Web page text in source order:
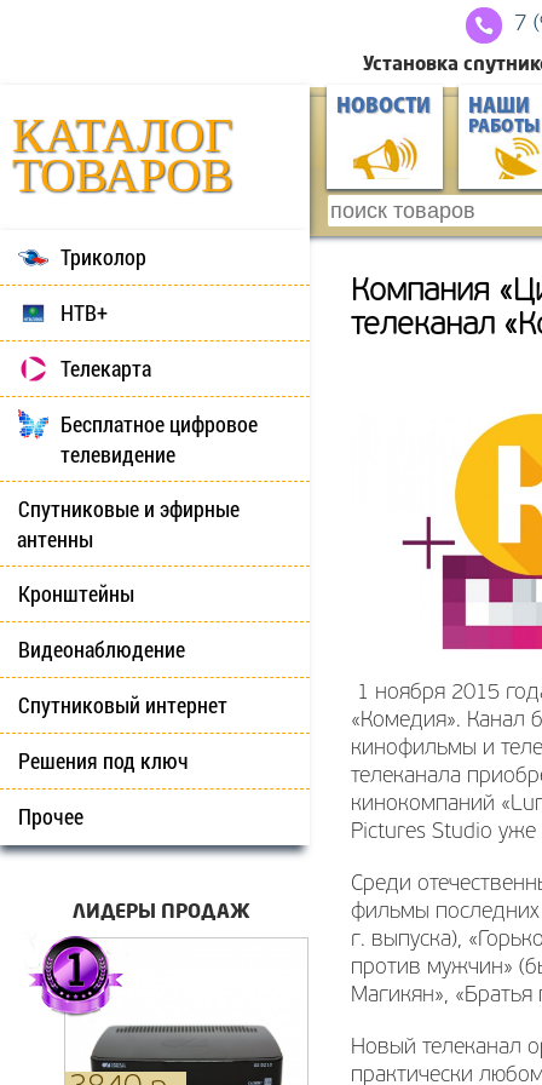
7
Установка
КАТАЛОГ
ТОВАРОВ
НОВОСТИ НАШИ
РАБОТЫ
Триколор
НТВ+
Телекарта
Бесплатное цифровое
телевидение
Спутниковые и эфирные
антенны
Кронштейны
Видеонаблюдение
Спутниковый интернет
Решения под ключ
Прочее
ЛИДЕРЫ ПРОДАЖ
Компания
телеканал
1 ноября 2015
«Комедия». Канал
кинофильмы и
телеканала
кинокомпаний
Pictures Studio уже
Среди
фильмы последних
г. выпуска),
против мужчин»
Магикян», «Братья
Новый телеканал
практически